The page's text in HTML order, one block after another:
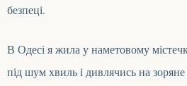
безпеці.
В Одесі яжила у наметовому
під шум хвиль і дивлячись на